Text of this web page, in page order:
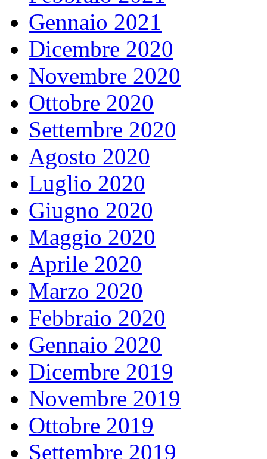
Gennaio 2021
Dicembre 2020
Novembre 2020
Ottobre 2020
Settembre 2020
Agosto 2020
Luglio 2020
Giugno 2020
Maggio 2020
Aprile 2020
Marzo 2020
Febbraio 2020
Gennaio 2020
Dicembre 2019
Novembre 2019
Ottobre 2019
Settembre 2019